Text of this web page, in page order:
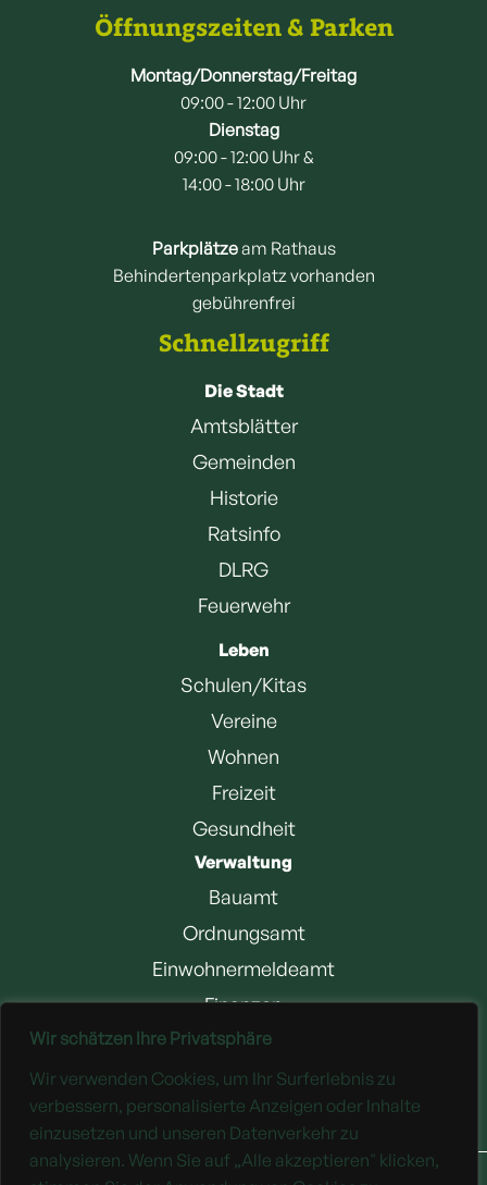
Wir schätzen Ihre Privatsphäre
Wir verwenden Cookies, um Ihr Surferlebnis zu
verbessern, personalisierte Anzeigen oder Inhalte
einzusetzen und unseren Datenverkehr zu
analysieren. Wenn Sie auf „Alle akzeptieren" klicken,
Öffnungszeiten & Parken
Montag/Donnerstag/Freitag
09:00 - 12:00 Uhr
Dienstag
09:00 - 12:00 Uhr &
14:00 - 18:00 Uhr
Parkplätzeam Rathaus
Behindertenparkplatz vorhanden
gebührenfrei
Schnellzugriff
Die Stadt
Amtsblätter
Gemeinden
Historie
Ratsinfo
DLRG
Feuerwehr
Leben
Schulen/Kitas
Vereine
Wohnen
Freizeit
Gesundheit
Verwaltung
Bauamt
Ordnungsamt
Einwohnermeldeamt
Finanzen
Jobangebote
Downloads